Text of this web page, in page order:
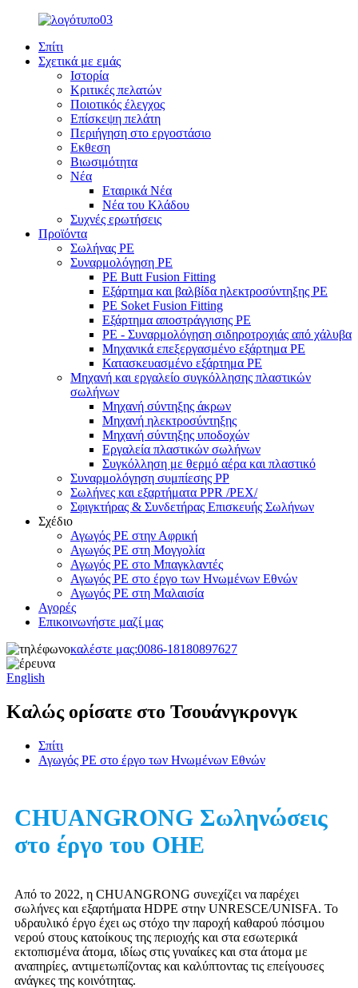
Σπίτι
Σχετικά με εμάς
Ιστορία
Κριτικές πελατών
Ποιοτικός έλεγχος
Επίσκεψη πελάτη
Περιήγηση στο εργοστάσιο
Εκθεση
Βιωσιμότητα
Νέα
Εταιρικά Νέα
Νέα του Κλάδου
Συχνές ερωτήσεις
Προϊόντα
Σωλήνας PE
Συναρμολόγηση PE
PE Butt Fusion Fitting
Εξάρτημα και βαλβίδα ηλεκτροσύντηξης PE
PE Soket Fusion Fitting
Εξάρτημα αποστράγγισης PE
PE - Συναρμολόγηση σιδηροτροχιάς από χάλυβα
Μηχανικά επεξεργασμένο εξάρτημα PE
Κατασκευασμένο εξάρτημα PE
Μηχανή και εργαλείο συγκόλλησης πλαστικών
σωλήνων
Μηχανή σύντηξης άκρων
Μηχανή ηλεκτροσύντηξης
Μηχανή σύντηξης υποδοχών
Εργαλεία πλαστικών σωλήνων
Συγκόλληση με θερμό αέρα και πλαστικό
Συναρμολόγηση συμπίεσης PP
Σωλήνες και εξαρτήματα PPR /PEX/
Σφιγκτήρας & Συνδετήρας Επισκευής Σωλήνων
Σχέδιο
Αγωγός PE στην Αφρική
Αγωγός PE στη Μογγολία
Αγωγός PE στο Μπαγκλαντές
Αγωγός PE στο έργο των Ηνωμένων Εθνών
Αγωγός PE στη Μαλαισία
Αγορές
Επικοινωνήστε μαζί μας
καλέστε μας:0086-18180897627
English
Καλώς ορίσατε στο Τσουάνγκρονγκ
Σπίτι
Αγωγός PE στο έργο των Ηνωμένων Εθνών
CHUANGRONG Σωληνώσεις
στο έργο του ΟΗΕ
Από το 2022, η CHUANGRONG συνεχίζει να παρέχει
σωλήνες και εξαρτήματα HDPE στην UNRESCE/UNISFA. Το
υδραυλικό έργο έχει ως στόχο την παροχή καθαρού πόσιμου
νερού στους κατοίκους της περιοχής και στα εσωτερικά
εκτοπισμένα άτομα, ιδίως στις γυναίκες και στα άτομα με
αναπηρίες, αντιμετωπίζοντας και καλύπτοντας τις επείγουσες
ανάγκες της κοινότητας.